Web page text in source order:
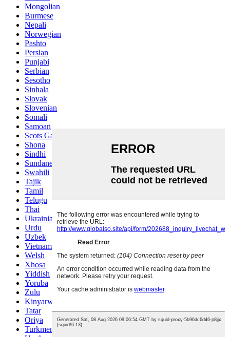
Mongolian
Burmese
Nepali
Norwegian
Pashto
Persian
Punjabi
Serbian
Sesotho
Sinhala
Slovak
Slovenian
Somali
Samoan
Scots Gaelic
Shona
Sindhi
Sundanese
Swahili
Tajik
Tamil
Telugu
Thai
Ukrainian
Urdu
Uzbek
Vietnamese
Welsh
Xhosa
Yiddish
Yoruba
Zulu
Kinyarwanda
Tatar
Oriya
Turkmen